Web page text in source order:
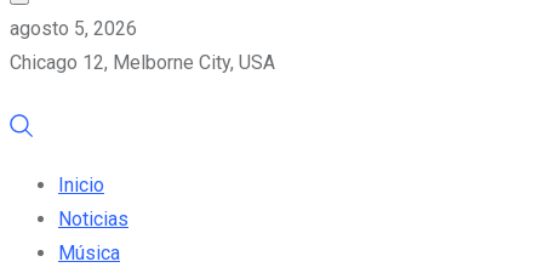
agosto 5, 2026
Chicago 12, Melborne City, USA
Inicio
Noticias
Música